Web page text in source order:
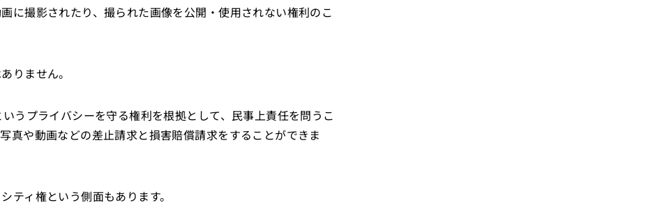
に撮影されたり、撮られた画像を公開・使用されない権利のこ
りません。
うプライバシーを守る権利を根拠として、民事上責任を問うこ
真や動画などの差止請求と損害賠償請求をすることができま
ティ権という側面もあります。